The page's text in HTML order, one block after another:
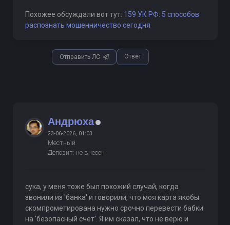
Похожее обсуждали вот тут: 159 УК РФ: 5 способов
распознать мошенничество сегодня
Отправить ЛС Ответ
Андрюха
23-06-2026, 01:03
Местный
Депозит: не внесен
сука, у меня тоже был похожий случай, когда
звонили из 'банка' и говорили, что моя карта якобы
скомпрометирована нужно срочно перевести бабки
на 'безопасный счет'. Я им сказал, что не верю и